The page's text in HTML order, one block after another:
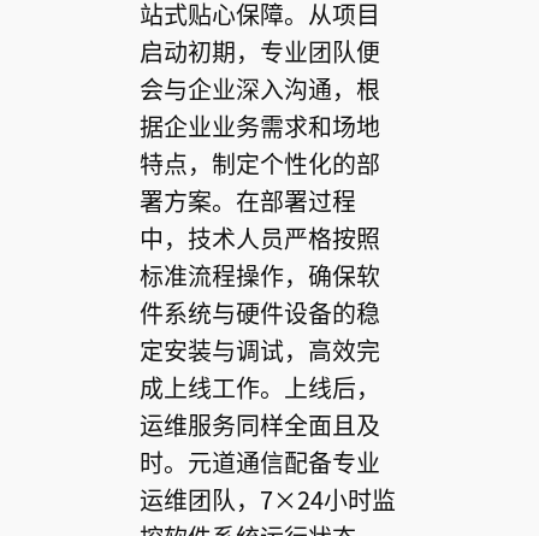
站式贴心保障。从项目
启动初期，专业团队便
会与企业深入沟通，根
据企业业务需求和场地
特点，制定个性化的部
署方案。在部署过程
中，技术人员严格按照
标准流程操作，确保软
件系统与硬件设备的稳
定安装与调试，高效完
成上线工作。上线后，
运维服务同样全面且及
时。元道通信配备专业
运维团队，7×24小时监